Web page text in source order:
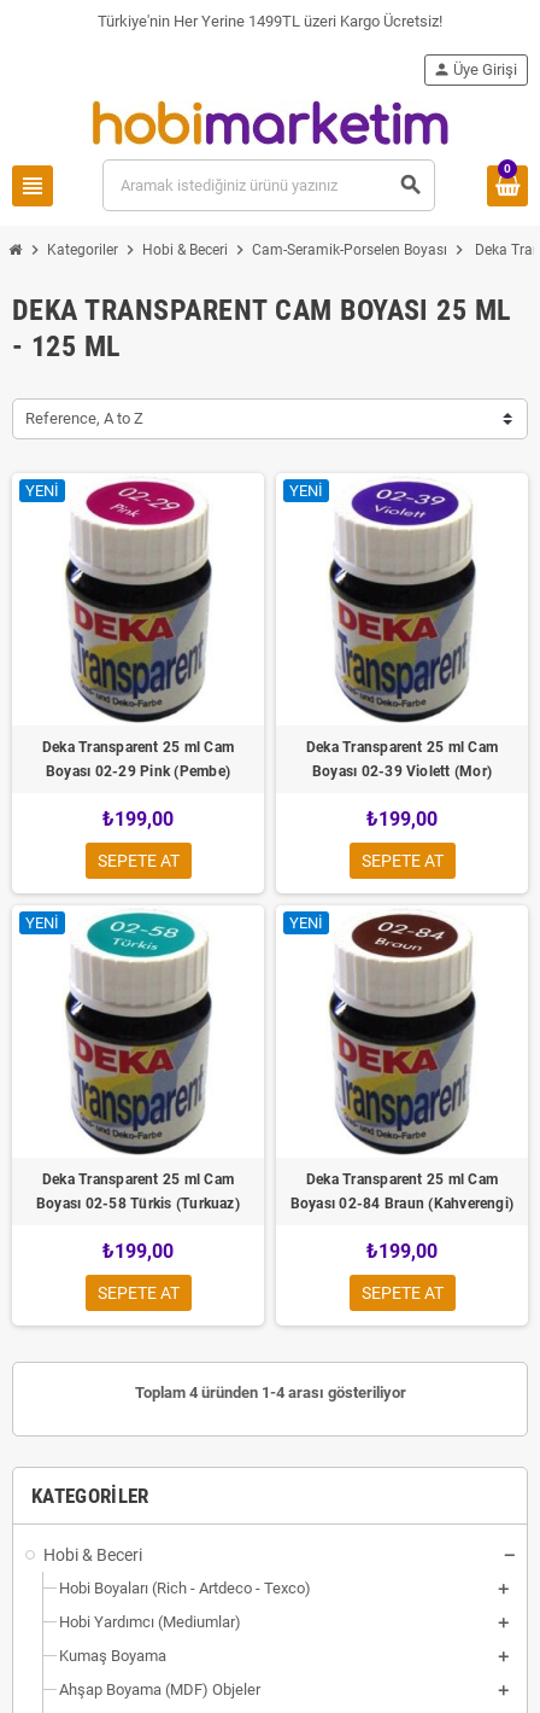
Türkiye'nin Her Yerine 1499TL üzeri Kargo Ücretsiz!
view_headline search
person Üye Girişi
0
chevron_right Kategoriler chevron_right Hobi & Beceri chevron_right Cam-Seramik-Porselen Boyası chevron_right Deka
KATEGORILER
Hobi & Beceri
Hobi Boyaları (Rich - Artdeco - Texco)
Hobi Yardımcı (Mediumlar)
Kumaş Boyama
Ahşap Boyama (MDF) Objeler
DEKA TRANSPARENT CAM BOYASI 25 ML
- 125 ML
Reference, A to Z
YENI
Deka Transparent 25 ml Cam
Boyası 02-29 Pink (Pembe)
₺199,00
SEPETE AT
YENI
Deka Transparent 25 ml Cam
Boyası 02-39 Violett (Mor)
₺199,00
SEPETE AT
YENI
Deka Transparent 25 ml Cam
Boyası 02-58 Türkis (Turkuaz)
₺199,00
SEPETE AT
YENI
Deka Transparent 25 ml Cam
Boyası 02-84 Braun (Kahverengi)
₺199,00
SEPETE AT
Toplam 4 üründen 1-4 arası gösteriliyor